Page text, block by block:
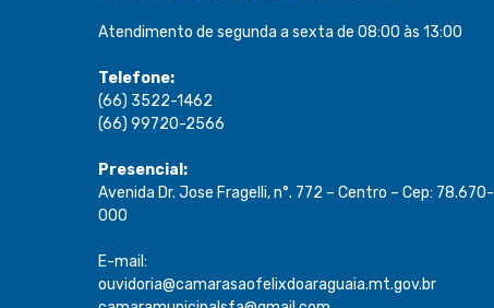
Atendimento de segunda a sexta de 08:00 às 13:00
Telefone:
(66) 3522-1462
(66) 99720-2566
Presencial:
Avenida Dr. Jose Fragelli, n°. 772 – Centro – Cep: 78.670-
000
E-mail:
ouvidoria@camarasaofelixdoaraguaia.mt.gov.br